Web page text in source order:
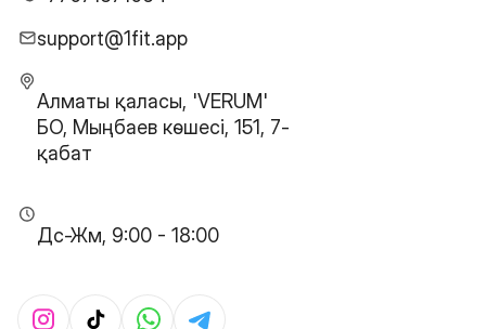
support@1fit.app
Алматы қаласы, 'VERUM'
БО, Мыңбаев көшесі, 151, 7-
қабат
Дс-Жм, 9:00 - 18:00